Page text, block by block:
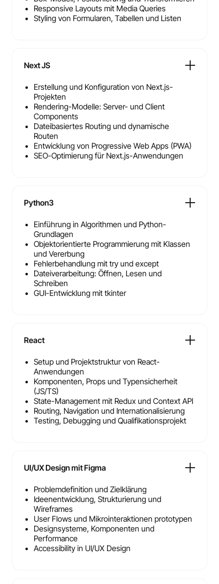
Responsive Layouts mit Media Queries
Styling von Formularen, Tabellen und Listen
Next JS
Erstellung und Konfiguration von Next.js-
Projekten
Rendering-Modelle: Server- und Client
Components
Dateibasiertes Routing und dynamische
Routen
Entwicklung von Progressive Web Apps (PWA)
SEO-Optimierung für Next.js-Anwendungen
Python3
Einführung in Algorithmen und Python-
Grundlagen
Objektorientierte Programmierung mit Klassen
und Vererbung
Fehlerbehandlung mit try und except
Dateiverarbeitung: Öffnen, Lesen und
Schreiben
GUI-Entwicklung mit tkinter
React
Setup und Projektstruktur von React-
Anwendungen
Komponenten, Props und Typensicherheit
(JS/TS)
State-Management mit Redux und Context API
Routing, Navigation und Internationalisierung
Testing, Debugging und Qualifikationsprojekt
UI/UX Design mit Figma
Problemdefinition und Zielklärung
Ideenentwicklung, Strukturierung und
Wireframes
User Flows und Mikrointeraktionen prototypen
Designsysteme, Komponenten und
Performance
Accessibility in UI/UX Design